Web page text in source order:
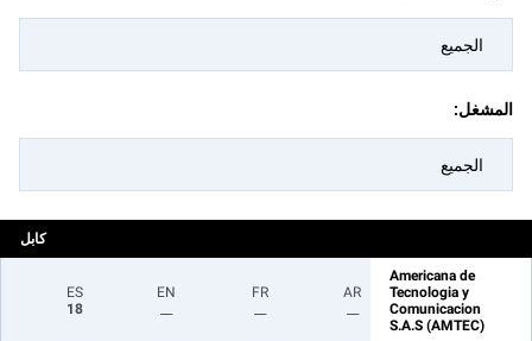
الجميع
المشغل:
الجميع
كابل
Americana de
Tecnologia y
Comunicacion
S.A.S (AMTEC)
AR
FR
EN
ES
18